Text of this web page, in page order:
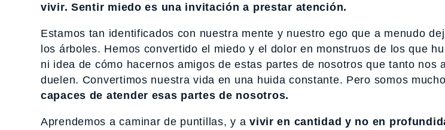
vivir. Sentir miedo es una invitación a prestar atención.
Estamos tan identificados con nuestra mente y nuestro ego que a menudo
los árboles. Hemos convertido el miedo y el dolor en monstruos de los que
ni idea de cómo hacernos amigos de estas partes de nosotros que tanto nos
duelen. Convertimos nuestra vida en una huida constante. Pero somos
capaces de atender esas partes de nosotros.
Aprendemos a caminar de puntillas, y avivir en cantidad y no en